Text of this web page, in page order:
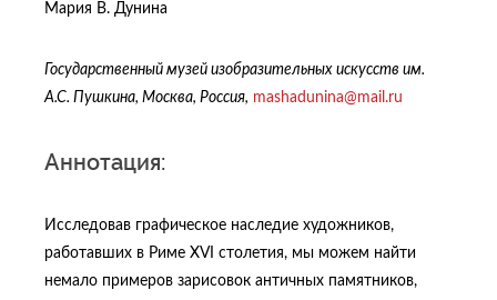
Мария В. Дунина
Государственный музей изобразительных искусств им.
А.С. Пушкина, Москва, Россия, mashadunina@mail.ru
Аннотация:
Исследовав графическое наследие художников,
работавших в Риме XVI столетия, мы можем найти
немало примеров зарисовок античных памятников,